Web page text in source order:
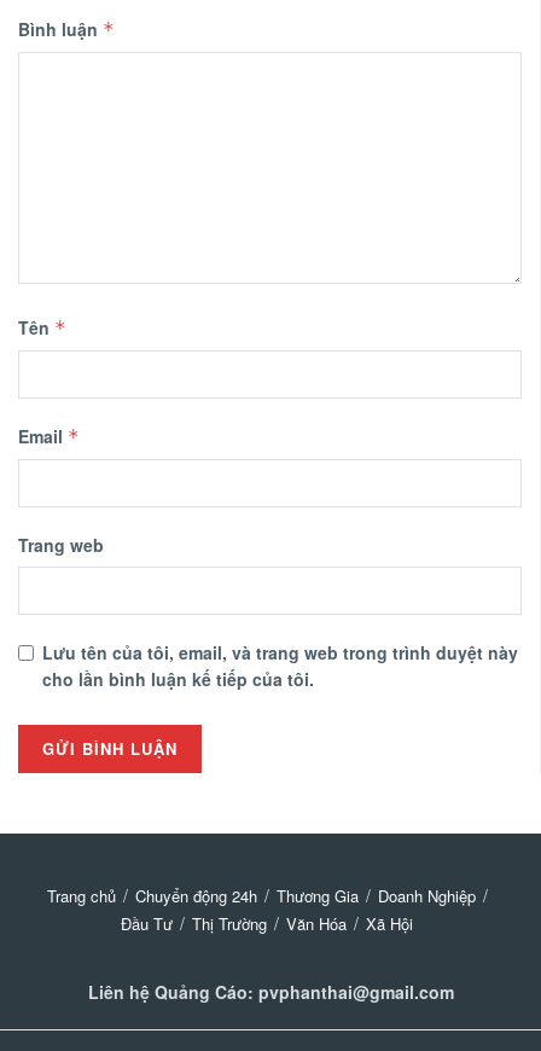
Bình luận *
Tên *
Email *
Trang web
Lưu tên của tôi, email, và trang web trong trình duyệt này
cho lần bình luận kế tiếp của tôi.
Trang chủ Chuyển động 24h Thương Gia
Doanh Nghiệp
Đầu Tư
Thị Trường Văn Hóa Xã Hội
Liên hệ Quảng Cáo: pvphanthai@gmail.com